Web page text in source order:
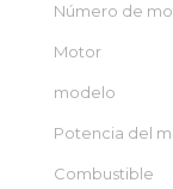
Número de
Motor
modelo
Potencia del
Combustible